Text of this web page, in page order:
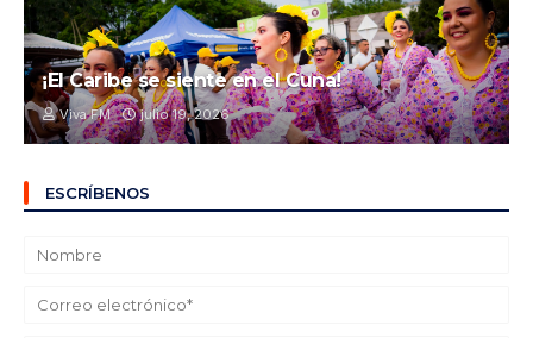
¡El Caribe se siente en el Cuna!
Viva FM julio 19, 2026
ESCRÍBENOS